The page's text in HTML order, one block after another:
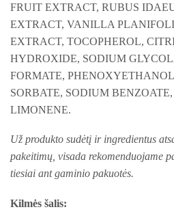
FRUIT EXTRACT, RUBUS
EXTRACT, VANILLA
EXTRACT, TOCOPHEROL,
HYDROXIDE, SODIUM
FORMATE,
SORBATE, SODIUM
LIMONENE.
Už produkto sudėtį ir ingredientus
pakeitimų, visada rekomenduojame
tiesiai ant gaminio pakuotės.
Kilmės šalis: